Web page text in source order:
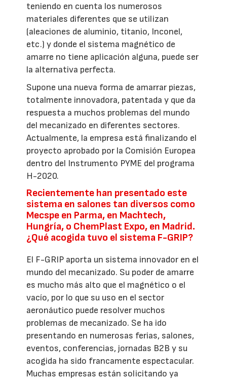
teniendo en cuenta los numerosos
materiales diferentes que se utilizan
(aleaciones de aluminio, titanio, Inconel,
etc.) y donde el sistema magnético de
amarre no tiene aplicación alguna, puede ser
la alternativa perfecta.
Supone una nueva forma de amarrar piezas,
totalmente innovadora, patentada y que da
respuesta a muchos problemas del mundo
del mecanizado en diferentes sectores.
Actualmente, la empresa está finalizando el
proyecto aprobado por la Comisión Europea
dentro del Instrumento PYME del programa
H-2020.
Recientemente han presentado este
sistema en salones tan diversos como
Mecspe en Parma, en Machtech,
Hungría, o ChemPlast Expo, en Madrid.
¿Qué acogida tuvo el sistema F-GRIP?
El F-GRIP aporta un sistema innovador en el
mundo del mecanizado. Su poder de amarre
es mucho más alto que el magnético o el
vacío, por lo que su uso en el sector
aeronáutico puede resolver muchos
problemas de mecanizado. Se ha ido
presentando en numerosas ferias, salones,
eventos, conferencias, jornadas B2B y su
acogida ha sido francamente espectacular.
Muchas empresas están solicitando ya